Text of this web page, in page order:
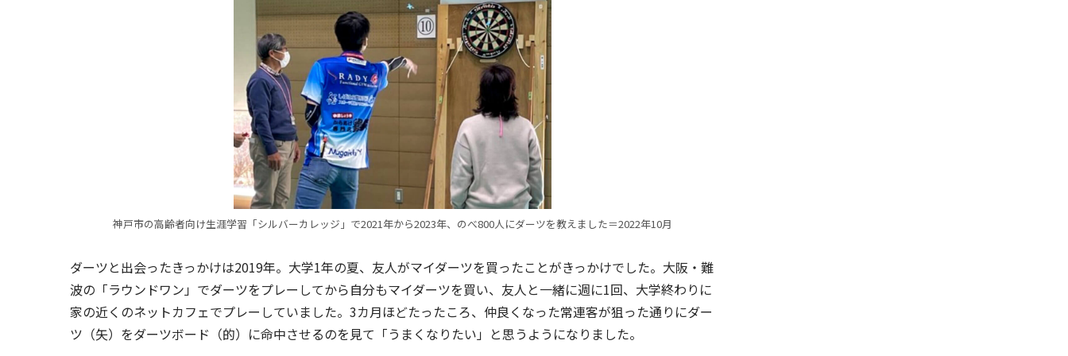
神戸市の高齢者向け生涯学習「シルバーカレッジ」で2021年から2023年、のべ800人にダーツを教えました＝2022年10月
ダーツと出会ったきっかけは2019年。大学1年の夏、友人がマイダーツを買ったことがきっかけでした。大阪・難
波の「ラウンドワン」でダーツをプレーしてから自分もマイダーツを買い、友人と一緒に週に1回、大学終わりに
家の近くのネットカフェでプレーしていました。3カ月ほどたったころ、仲良くなった常連客が狙った通りにダー
ツ（矢）をダーツボード（的）に命中させるのを見て「うまくなりたい」と思うようになりました。